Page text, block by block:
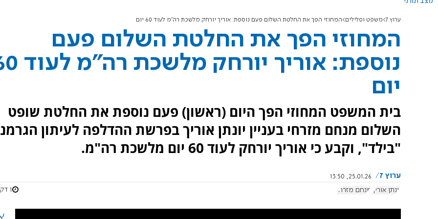
ערוץ 7 משפט ופלילים המחוזי הפך את החלטת השלום פעם נוספת: אוריך יורחק מלשכת רה"מ לעוד 60 יום
המחוזי הפך את החלטת השלום פעם
נוספת: אוריך יורחק
יום
בית המשפט המחוזי הפך היום (ראשון) פעם נוספת את החלטת שופט
השלום מנחם מזרחי בעניין יונתן אוריך בפרשת ההדלפה לעיתון
"בילד", וקבע כי אוריך יורחק לעוד 60 יום מלשכת רה"מ.
ערוץ 7
25.01.26, 13:50
יונתן אוריך מנחם מזרחי 1 דקות